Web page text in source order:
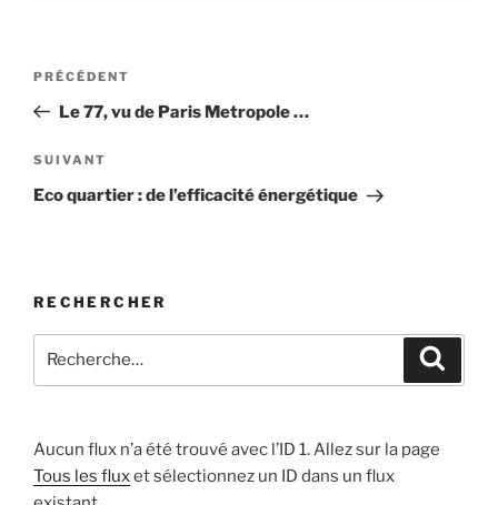
Navigation
l’article
Article
précédent
PRÉCÉDENT
Le 77, vu de Paris Metropole …
Article
suivant
SUIVANT
Eco quartier : de l’efficacité énergétique
RECHERCHER
pour
Aucun flux n’a été trouvé avec l’ID 1. Allez sur la page
Tous les fluxet sélectionnez un ID dans un flux